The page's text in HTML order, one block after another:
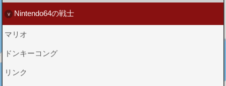
Nintendo64の戦士
マリオ
ドンキーコング
リンク